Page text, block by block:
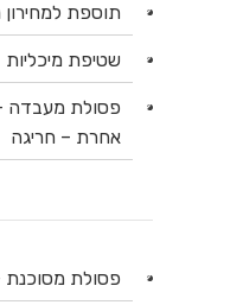
תוספת למחירון
שטיפת מיכליות
פסולת מעבדה
אחרת – חריגה
פסולת מסוכנת